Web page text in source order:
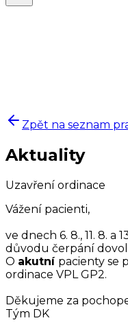
Zpět na seznam
Aktuality
Uzavření ordinace
Vážení pacienti,
ve dnech 6. 8., 11. 8. a
důvodu čerpání
O akutní pacienty se
ordinace VPL GP2.
Děkujeme za
Tým DK